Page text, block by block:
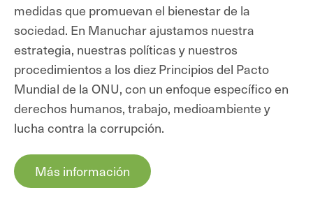
medidas que promuevan el bienestar de la
sociedad. En Manuchar ajustamos nuestra
estrategia, nuestras políticas y nuestros
procedimientos a los diez Principios del Pacto
Mundial de la ONU, con un enfoque específico en
derechos humanos, trabajo, medioambiente y
lucha contra la corrupción.
Más información